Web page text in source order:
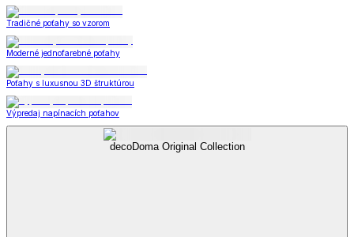
Tradičné poťahy so vzorom
Moderné jednofarebné poťahy
Poťahy s luxusnou 3D štruktúrou
Výpredaj napínacích poťahov
decoDoma Original Collection